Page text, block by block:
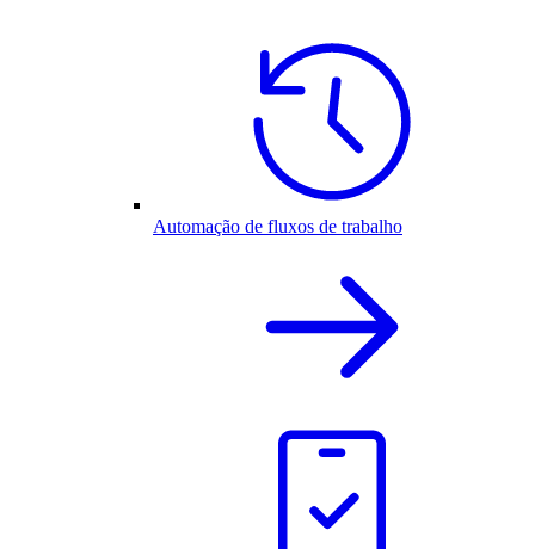
Automação de fluxos de trabalho